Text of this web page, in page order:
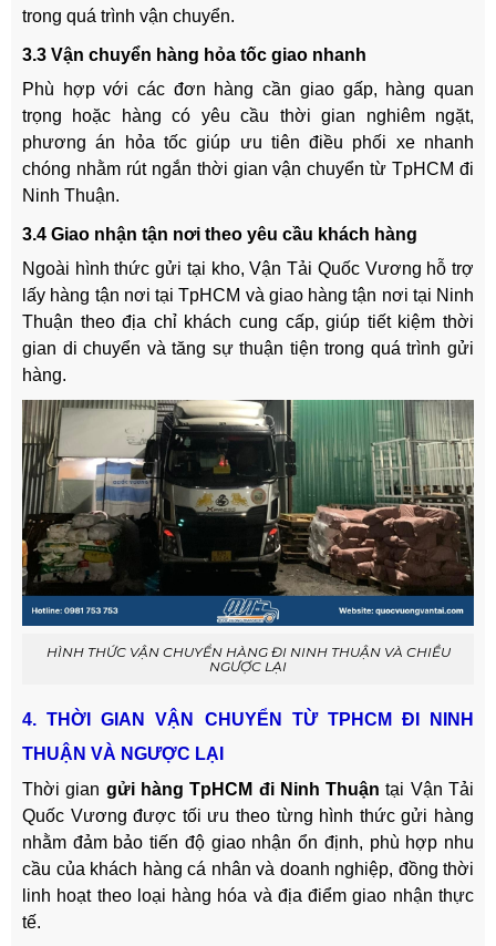
trong quá trình vận chuyển.
3.3 Vận chuyển hàng hỏa tốc giao nhanh
Phù hợp với các đơn hàng cần giao gấp, hàng quan
trọng hoặc hàng có yêu cầu thời gian nghiêm ngặt,
phương án hỏa tốc giúp ưu tiên điều phối xe nhanh
chóng nhằm rút ngắn thời gian vận chuyển từ TpHCM đi
Ninh Thuận.
3.4 Giao nhận tận nơi theo yêu cầu khách hàng
Ngoài hình thức gửi tại kho, Vận Tải Quốc Vương hỗ trợ
lấy hàng tận nơi tại TpHCM và giao hàng tận nơi tại Ninh
Thuận theo địa chỉ khách cung cấp, giúp tiết kiệm thời
gian di chuyển và tăng sự thuận tiện trong quá trình gửi
hàng.
HÌNH THỨC VẬN CHUYỂN HÀNG ĐI NINH THUẬN VÀ CHIỀU
NGƯỢC LẠI
4. THỜI GIAN VẬN CHUYỂN TỪ TPHCM ĐI NINH
THUẬN VÀ NGƯỢC LẠI
Thời gian gửi hàng TpHCM đi Ninh Thuận tại Vận Tải
Quốc Vương được tối ưu theo từng hình thức gửi hàng
nhằm đảm bảo tiến độ giao nhận ổn định, phù hợp nhu
cầu của khách hàng cá nhân và doanh nghiệp, đồng thời
linh hoạt theo loại hàng hóa và địa điểm giao nhận thực
tế.